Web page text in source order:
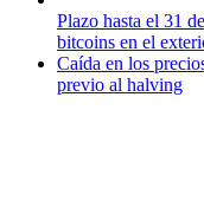
Plazo hasta el 31
bitcoins en el
Caída en los
previo al halving